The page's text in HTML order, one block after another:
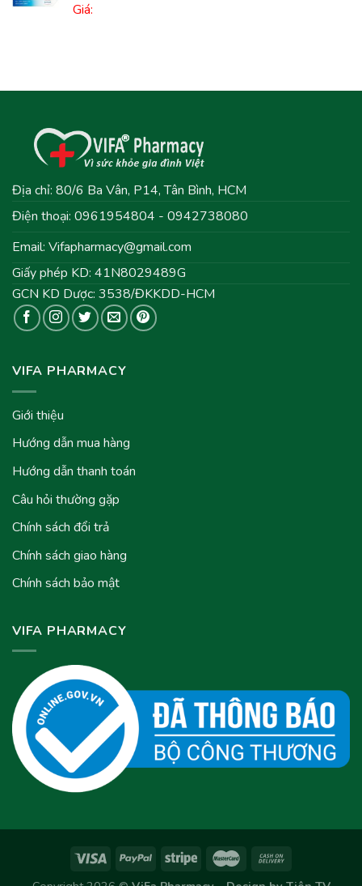
Giá:
Địa chỉ: 80/6 Ba Vân, P14, Tân Bình, HCM
Điện thoại: 0961954804 - 0942738080
Email: Vifapharmacy@gmail.com
Giấy phép KD: 41N8029489G
GCN KD Dược: 3538/ĐKKDD-HCM
VIFA PHARMACY
Giới thiệu
Hướng dẫn mua hàng
Hướng dẫn thanh toán
Câu hỏi thường gặp
Chính sách đổi trả
Chính sách giao hàng
Chính sách bảo mật
VIFA PHARMACY